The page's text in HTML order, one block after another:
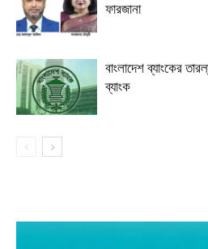
ফারজানা
বাংলাদেশ ব্যাংকের
ব্যাংক